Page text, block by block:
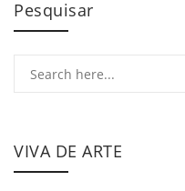
Pesquisar
VIVA DE ARTE